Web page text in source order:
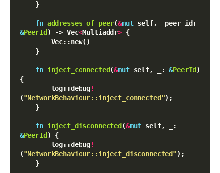
fn addresses_of_peer(&mut
&PeerId ) -> Vec<Multiaddr> {
fn inject_connected (&mut self, _: &PeerId )
{
        log::debug
!
("NetworkBehaviour::inject_connected");
fn inject_disconnected (&mut
&PeerId ) {
        log::debug
!
("NetworkBehaviour::inject_disconnected");